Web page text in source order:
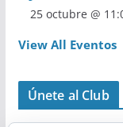
25 octubre @
View All Eventos
Únete al Club